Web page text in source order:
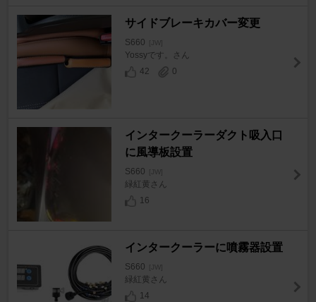
サイドブレーキカバー変更
S660 [JW]
Yossyです。さん
42
0
インタークーラーダクト吸入口
に風導板設置
S660 [JW]
緑紅黄さん
16
インタークーラーに噴霧器設置
S660 [JW]
緑紅黄さん
14